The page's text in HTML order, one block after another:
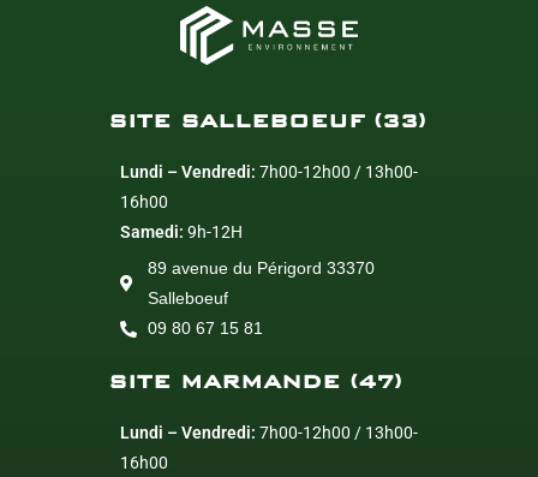
SITE SALLEBOEUF (33)
Lundi – Vendredi: 7h00-12h00 / 13h00-
16h00
Samedi: 9h-12H
89 avenue du Périgord 33370
Salleboeuf
09 80 67 15 81
SITE MARMANDE (47)
Lundi – Vendredi: 7h00-12h00 / 13h00-
16h00